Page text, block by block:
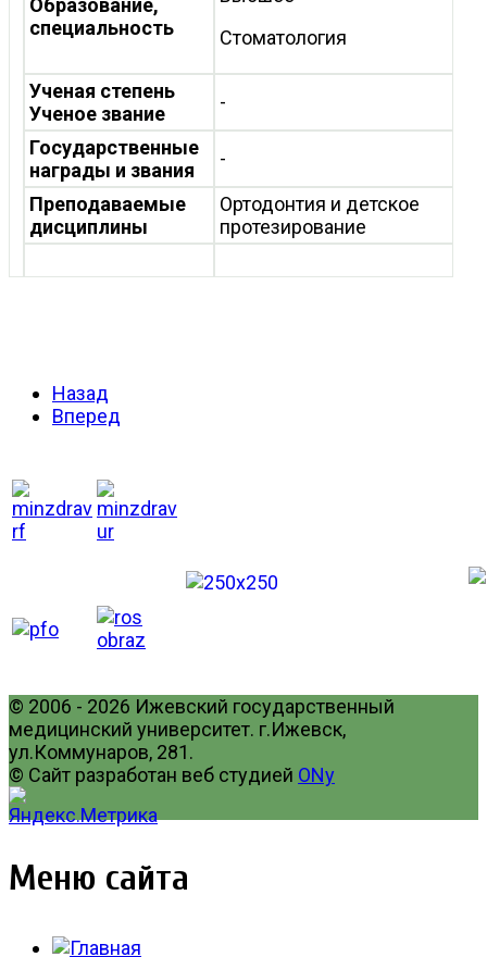
Образование,
специальность
Стоматология
Ученая степень
Ученое звание
-
Государственные
награды и звания
-
Преподаваемые
дисциплины
Ортодонтия и детское
протезирование
Назад
Вперед
© 2006 - 2026 Ижевский государственный
медицинский университет. г.Ижевск,
ул.Коммунаров, 281.
© Сайт разработан веб студией ONy
Меню сайта